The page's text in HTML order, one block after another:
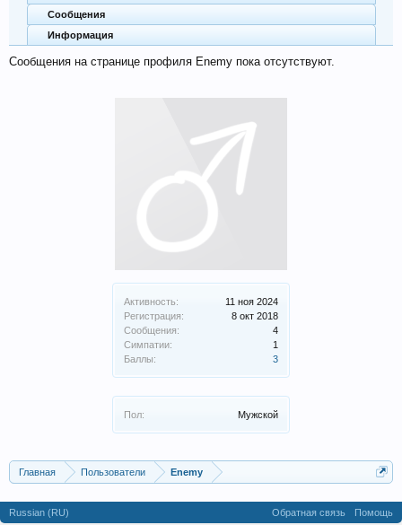
Активность:
11 ноя 2024
Регистрация:
8 окт 2018
Сообщения:
4
Симпатии:
1
Баллы:
3
Пол: Мужской
Сообщения
Информация
Сообщения на странице профиля Enemy пока отсутствуют.
Главная Пользователи Enemy
Russian (RU) Обратная связь Помощь